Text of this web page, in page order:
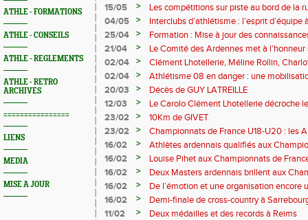
ATHLE - FORMATIONS
ATHLE - CONSEILS
ATHLE - REGLEMENTS
ATHLE - RETRO
ARCHIVES
================
LIENS
MEDIA
MISE A JOUR
15/05
>
Les compétitions sur piste au bord de la
04/05
>
Interclubs d’athlétisme : l’esprit d’équipe
rempart contre la sédentarité des jeunes
25/04 >
Formation : Mise à jour des
M372)
21/04 >
Le Comité des Ardennes met à
02/04
>
Clément Lhotellerie, Méline Rollin,
prolifique pour les coureurs ardennais
02/04 >
Athlétisme 08 en danger : une
20/03
>
Décès de GUY LATREILLE
12/03
>
Le Carolo Clément Lhotellerie décroche
master de cross-country
23/02 >
10Km de GIVET
23/02
>
Championnats de France U18-U20 : les
Val-de-Reuil
16/02 >
Athlètes ardennais qualifiés aux
en salle
16/02 >
Louise Pihet aux Championnats de
16/02
>
Deux Masters ardennais brillent aux
Saint‑Brieuc
16/02 >
De l’émotion et une organisation encore
Trail 2026
16/02 >
Demi-finale de cross-country à
boue… et à la fête !
11/02 >
Deux médailles et des records à Reims